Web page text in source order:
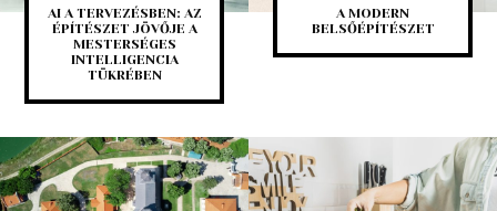
AI A TERVEZÉSBEN: AZ
ÉPÍTÉSZET JÖVŐJE A
MESTERSÉGES
INTELLIGENCIA
TÜKRÉBEN
A MODERN
BELSŐÉPÍTÉSZET